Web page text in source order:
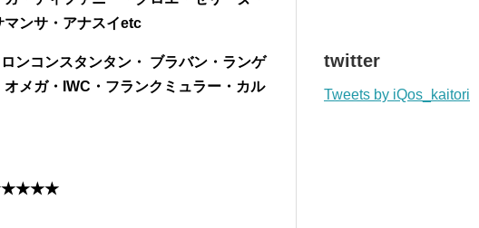
マンサ・アナスイetc
ンコンスタンタン・ ブラバン・ランゲ
オメガ・IWC・フランクミュラー・カル
twitter
Tweets by iQos_kaitori